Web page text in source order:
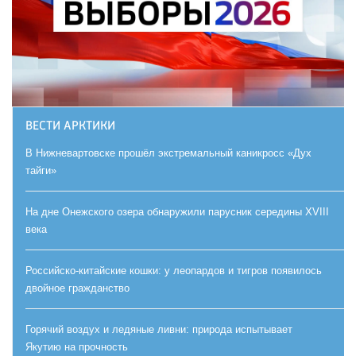
ВЕСТИ АРКТИКИ
В Нижневартовске прошёл экстремальный каникросс «Дух
тайги»
На дне Онежского озера обнаружили парусник середины XVIII
века
Российско-китайские кошки: у леопардов и тигров появилось
двойное гражданство
Горячий воздух и ледяные ливни: природа испытывает
Якутию на прочность